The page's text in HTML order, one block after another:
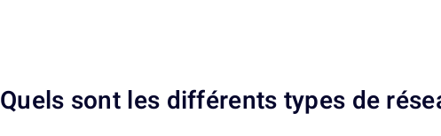
Quels sont les différents types de